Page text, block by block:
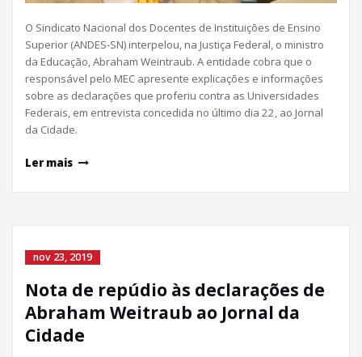
O Sindicato Nacional dos Docentes de Instituições de Ensino
Superior (ANDES-SN) interpelou, na Justiça Federal, o ministro
da Educação, Abraham Weintraub. A entidade cobra que o
responsável pelo MEC apresente explicações e informações
sobre as declarações que proferiu contra as Universidades
Federais, em entrevista concedida no último dia 22, ao Jornal
da Cidade.
Ler mais
nov 23, 2019
Nota de repúdio às declarações de
Abraham Weitraub ao Jornal da
Cidade